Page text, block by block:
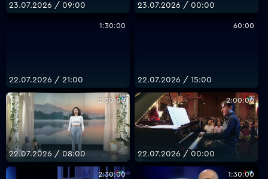
23.07.2026 / 09:00 23.07.2026 / 00:00
1:30:00
22.07.2026 / 21:00
60:00
22.07.2026 / 15:00
2:00:00
22.07.2026 / 08:00
2:00:00
22.07.2026 / 00:00
2:30:00 1:30:00